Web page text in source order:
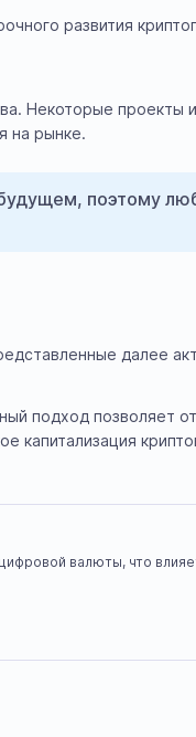
развития
Некоторые проекты
на рынке.
будущем, поэтому
далее
подход позволяет
валюты, что